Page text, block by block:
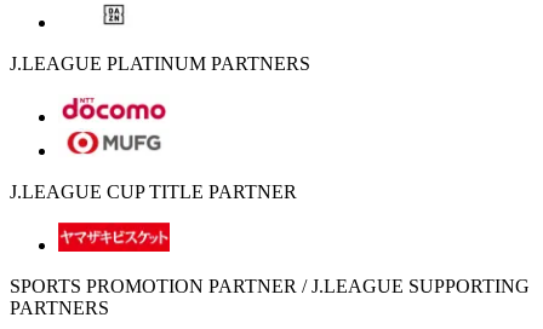
J.LEAGUE PLATINUM PARTNERS
J.LEAGUE CUP TITLE PARTNER
SPORTS PROMOTION PARTNER / J.LEAGUE SUPPORTING
PARTNERS